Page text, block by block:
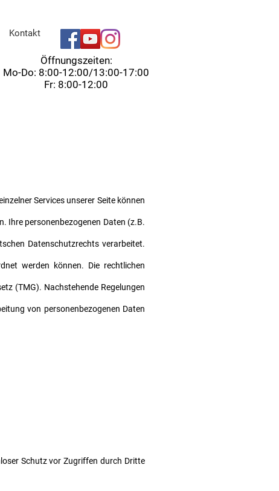
Kontakt
Öffnungszeiten:
Mo-Do: 8:00-12:00/13:00-17:00
Fr: 8:00-12:00
Services unserer Seite können
Ihre personenbezogenen Daten (z.B.
Datenschutzrechts verarbeitet.
werden können. Die rechtlichen
(TMG). Nachstehende Regelungen
von personenbezogenen Daten
Schutz vor Zugriffen durch Dritte